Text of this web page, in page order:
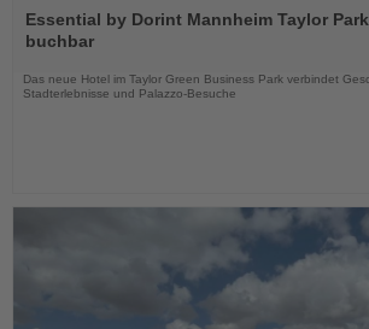
Sie
die
Essential by Dorint Mannheim Taylor
buchbar
Das neue Hotel im Taylor Green Business Park verbindet
Stadterlebnisse und Palazzo-Besuche